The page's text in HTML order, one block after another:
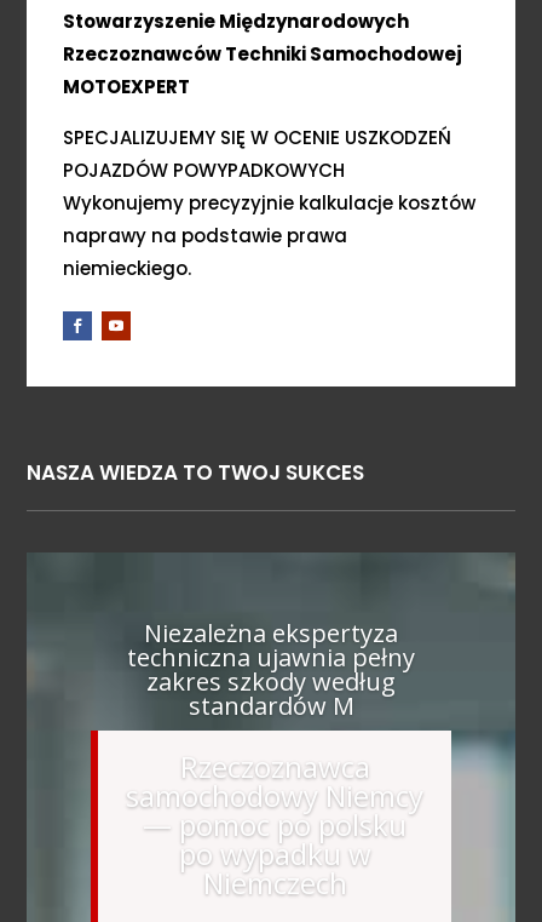
Stowarzyszenie Międzynarodowych
Rzeczoznawców Techniki Samochodowej
MOTOEXPERT
SPECJALIZUJEMY SIĘ W OCENIE USZKODZEŃ
POJAZDÓW POWYPADKOWYCH
Wykonujemy precyzyjnie kalkulacje kosztów
naprawy na podstawie prawa
niemieckiego.
NASZA WIEDZA TO TWOJ SUKCES
Niezależna ekspertyza
techniczna ujawnia pełny
zakres szkody według
standardów M
Rzeczoznawca
samochodowy Niemcy
— pomoc po polsku
po wypadku w
Niemczech